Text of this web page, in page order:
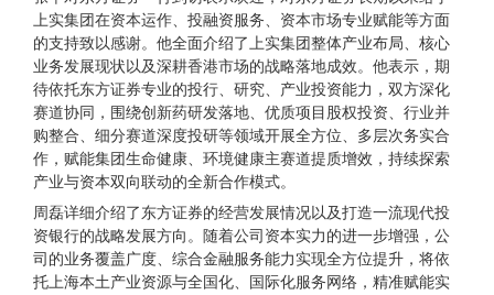
上实集团在资本运作、投融资服务、资本市场专业赋能等方面
的支持致以感谢。他全面介绍了上实集团整体产业布局、核心
业务发展现状以及深耕香港市场的战略落地成效。他表示，期
待依托东方证券专业的投行、研究、产业投资能力，双方深化
赛道协同，围绕创新药研发落地、优质项目股权投资、行业并
购整合、细分赛道深度投研等领域开展全方位、多层次务实合
作，赋能集团生命健康、环境健康主赛道提质增效，持续探索
产业与资本双向联动的全新合作模式。
周磊详细介绍了东方证券的经营发展情况以及打造一流现代投
资银行的战略发展方向。随着公司资本实力的进一步增强，公
司的业务覆盖广度、综合金融服务能力实现全方位提升，将依
托上海本土产业资源与全国化、国际化服务网络，精准赋能实